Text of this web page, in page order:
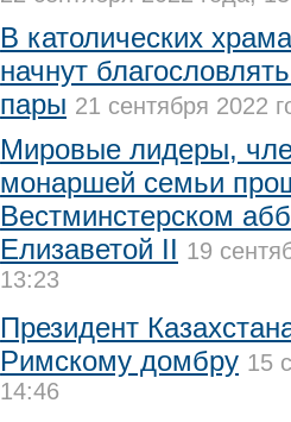
В католических
начнут
пары 21 сентября 2022
Мировые лидеры,
монаршей семьи
Вестминстерском
Елизаветой II 19
13:23
Президент
Римскому домбру 15
14:46